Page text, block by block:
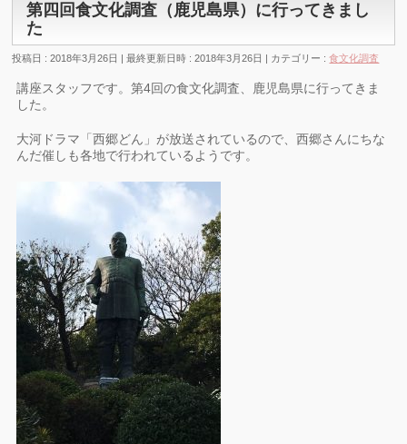
第四回食文化調査（鹿児島県）に行ってきまし
た
投稿日 : 2018年3月26日 最終更新日時 : 2018年3月26日 カテゴリー :食文化調査
講座スタッフです。第4回の食文化調査、鹿児島県に行ってきま
した。
大河ドラマ「西郷どん」が放送されているので、西郷さんにちな
んだ催しも各地で行われているようです。